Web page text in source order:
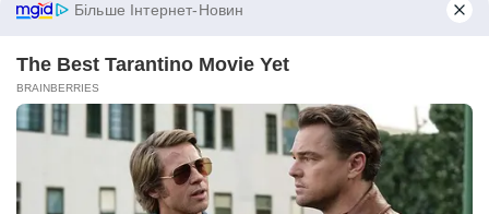
Повернулася до мрій, які колись відклала.
Навчилася бути щасливою не через когось.